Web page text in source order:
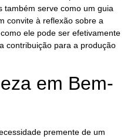
também serve como um guia
convite à reflexão sobre a
ele pode ser efetivamente
contribuição para a produção
em Bem-
premente de um